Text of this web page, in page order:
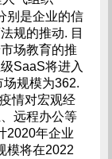
别是企业的信
规的推动. 目
场教育的推
SaaS将进入
规模为362.
情对宏观经
远程办公等
2020年企业
模将在2022